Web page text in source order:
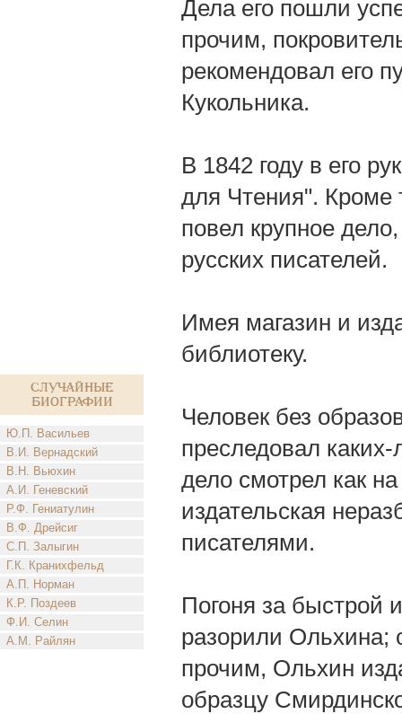
Случайные
биографии
Ю.П. Васильев
В.И. Вернадский
В.Н. Вьюхин
А.И. Геневский
Р.Ф. Гениатулин
В.Ф. Дрейсиг
С.П. Залыгин
Г.К. Кранихфельд
А.П. Норман
К.Р. Поздеев
Ф.И. Селин
А.М. Райлян
Дела его пошли
прочим,
рекомендовал его
Кукольника.
В 1842 году в его
для Чтения". Кроме
повел крупное
русских писателей.
Имея магазин и
библиотеку.
Человек без
преследовал
дело смотрел как
издательская
писателями.
Погоня за быстрой
разорили Ольхина;
прочим, Ольхин
образцу